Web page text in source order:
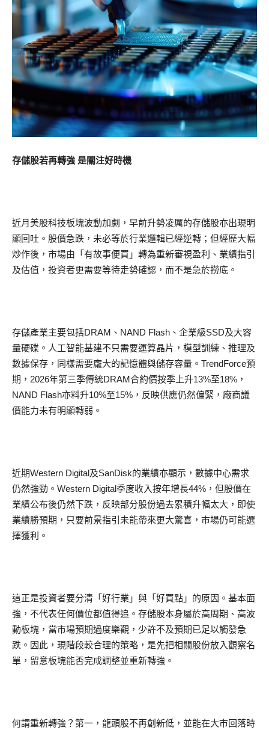
存儲股若再轉強 是關注好時機
近月美股科技板塊波動加劇，早前升勢凌厲的存儲股亦出現明
顯回吐。股價急跌，未必等於行業邏輯已經逆轉；但經歷大幅
炒作後，市場由「有故事便買」轉為重新審視盈利、業績指引
及估值，投資者更需要等待走勢確認，而不是急於撈底。
存儲產業主要包括DRAM、NAND Flash、企業級SSD及大容
量硬碟。人工智能基建不只需要運算晶片，模型訓練、推理及
數據保存，同樣需要龐大的記憶體與儲存容量。TrendForce預
期，2026年第三季傳統DRAM合約價按季上升13%至18%，
NAND Flash亦料升10%至15%，反映供應仍然偏緊，廠商議
價能力未有明顯轉弱。
近期Western Digital及SanDisk的業績亦顯示，數據中心需求
仍然強勁。Western Digital季度收入按年增長44%，但股價在
業績公布後仍然下跌，反映部分股份過去累積升幅太大，即使
業績勝預期，只要前景指引未能帶來更大驚喜，市場仍可能選
擇獲利。
這正是投資者要分清「好行業」與「好買點」的原因。基本面
強，不代表任何價位都值得追。存儲股本身屬於高周期、高波
動板塊，當市場預期過度樂觀，少許不及預期已足以觸發急
跌。因此，現階段較合理的策略，是先把相關股份放入觀察名
單，留意板塊能否完成調整並重新轉強。
何謂重新轉強？第一，龍頭股不再創新低，並能在大市回落時